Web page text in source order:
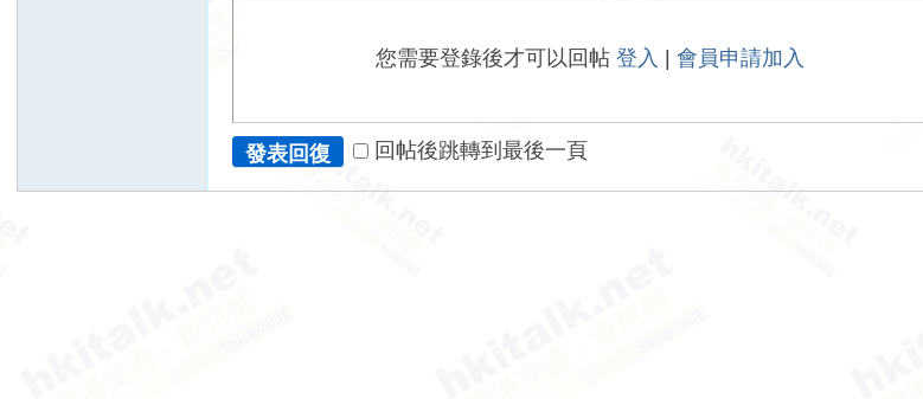
您需要登錄後才可以回帖登入 |會員申請加入
發表回復 回帖後跳轉到最後一頁